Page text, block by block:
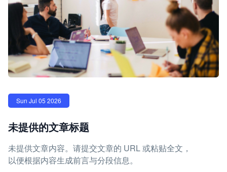
Sun Jul 05 2026
未提供的文章标题
未提供文章内容。请提交文章的 URL 或粘贴全文，
以便根据内容生成前言与分段信息。